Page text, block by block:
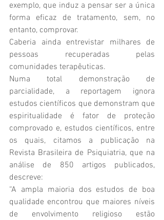
exemplo, que induz a pensar ser a única
forma eficaz de tratamento, sem, no
entanto, comprovar.
Caberia ainda entrevistar milhares de
pessoas recuperadas pelas
comunidades terapêuticas.
Numa total demonstração de
parcialidade, a reportagem ignora
estudos científicos que demonstram que
espiritualidade é fator de proteção
comprovado e, estudos científicos, entre
os quais, citamos a publicação na
Revista Brasileira de Psiquiatria, que na
análise de 850 artigos publicados,
descreve:
“A ampla maioria dos estudos de boa
qualidade encontrou que maiores níveis
de envolvimento religioso estão